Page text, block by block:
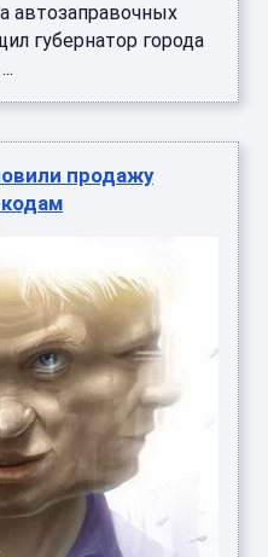
автозаправочных
губернатор города
продажу